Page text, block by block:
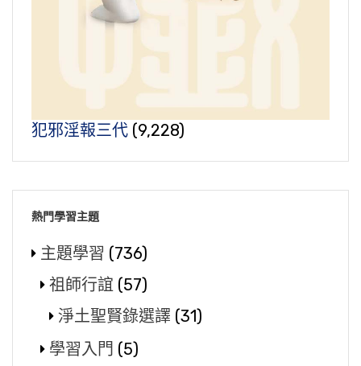
犯邪淫報三代 (9,228)
熱門學習主題
主題學習 (736)
祖師行誼 (57)
淨土聖賢錄選譯 (31)
學習入門 (5)